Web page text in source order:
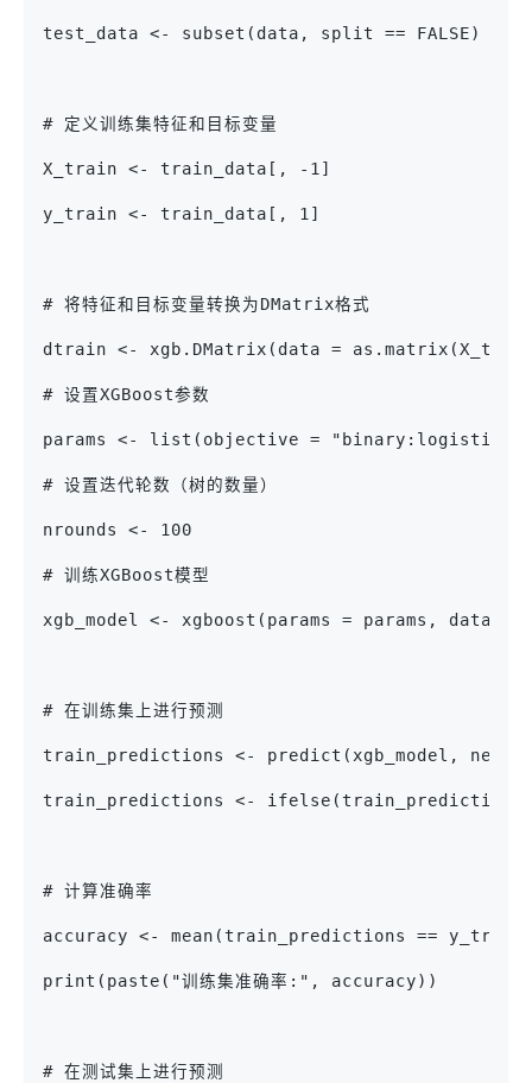
test_data <- subset(data, split == FALSE)  #
# 定义训练集特征和目标变量
X_train <- train_data[, -1]
y_train <- train_data[, 1]
# 将特征和目标变量转换为DMatrix格式
dtrain <- xgb.DMatrix(data =
# 设置XGBoost参数
params <- list(objective = "binary:logistic",
# 设置迭代轮数（树的数量）
nrounds <- 100
# 训练XGBoost模型
xgb_model <- xgboost(params = params, data
# 在训练集上进行预测
train_predictions <- predict(xgb_model,
train_predictions <- ifelse(train_predictions
# 计算准确率
accuracy <- mean(train_predictions ==
print(paste("训练集准确率:", accuracy))
# 在测试集上进行预测